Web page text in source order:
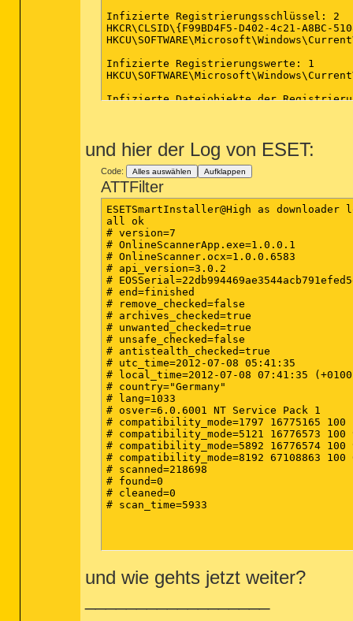
Infizierte Registrierungsschlüssel: 2
HKCR\CLSID\{F99BD4F5-D402-4c21-
Infizierte Registrierungswerte: 1
Infizierte Dateiobjekte der
(Keine bösartigen Objekte gefunden)
Infizierte Dateien: 0
(Keine bösartigen Objekte gefunden)
(Ende)
und hier der Log von ESET:
Code: Alles auswählen Aufklappen
ATTFilter
ESETSmartInstaller@High as downloader
all ok
# version=7
# OnlineScannerApp.exe=1.0.0.1
# OnlineScanner.ocx=1.0.0.6583
# api_version=3.0.2
#
# end=finished
# remove_checked=false
# archives_checked=true
# unwanted_checked=true
# unsafe_checked=false
# antistealth_checked=true
# utc_time=2012-07-08 05:41:35
# local_time=2012-07-08 07:41:35
# country="Germany"
# lang=1033
# osver=6.0.6001 NT Service Pack 1
# compatibility_mode=1797 16775165 100
# compatibility_mode=5121 16776573 100
# compatibility_mode=5892 16776574 100
# compatibility_mode=8192 67108863
# scanned=218698
# found=0
# cleaned=0
# scan_time=5933
und wie gehts jetzt weiter?